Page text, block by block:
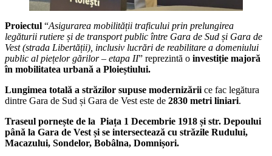
Proiectul “Asigurarea mobilității traficului prin prelungirea
legăturii rutiere și de transport public între Gara de Sud și Gara de
Vest (strada Libertății), inclusiv lucrări de reabilitare a domeniului
public al piețelor gărilor – etapa II” reprezintă o investiție majoră
în mobilitatea urbană a Ploieștiului.
Lungimea totală a străzilor supuse modernizării ce fac legătura
dintre Gara de Sud și Gara de Vest este de 2830 metri liniari.
Traseul pornește de la Piața 1 Decembrie 1918 și str. Depoului
până la Gara de Vest și se intersectează cu străzile Rudului,
Macazului, Sondelor, Bobâlna, Domnișori.